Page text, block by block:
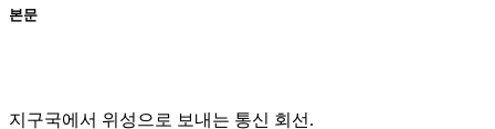
본문
지구국에서 위성으로 보내는 통신 회선.